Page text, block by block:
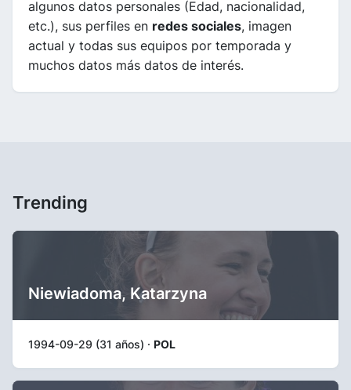
algunos datos personales (Edad, nacionalidad,
etc.), sus perfiles en redes sociales, imagen
actual y todas sus equipos por temporada y
muchos datos más datos de interés.
Trending
Niewiadoma, Katarzyna
1994-09-29 (31 años) · POL